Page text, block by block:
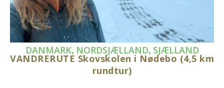
DANMARK, NORDSJÆLLAND, SJÆLLAND
VANDRERUTE Skovskolen i Nødebo (4,5 km
rundtur)